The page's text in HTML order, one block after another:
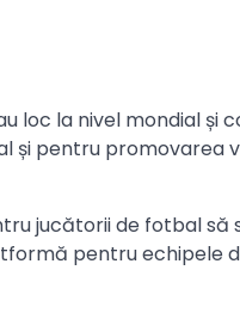
loc la nivel mondial și
și pentru promovarea
jucătorii de fotbal să
pentru echipele